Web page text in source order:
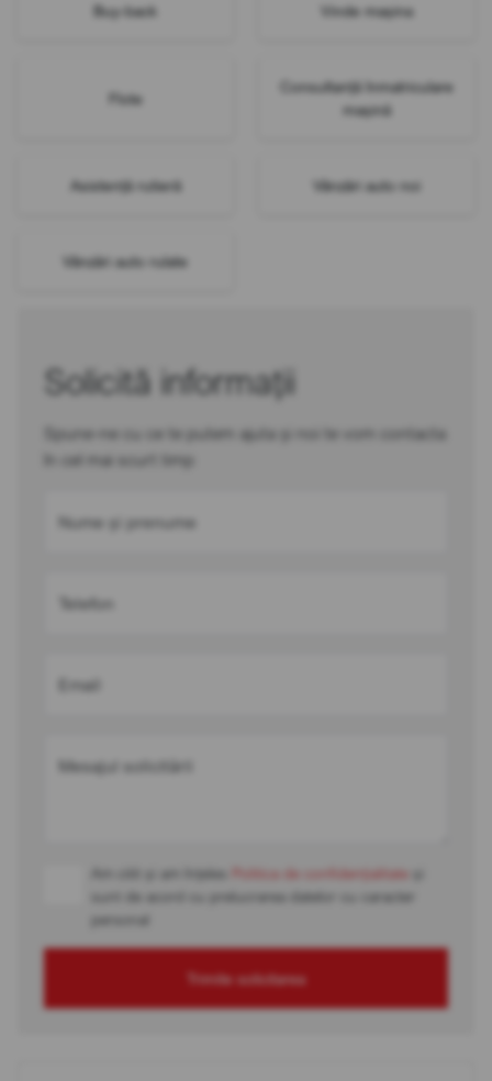
Buy-back Vinde mașina
Flote
Consultanță înmatriculare
mașină
Asistență rutieră Vânzări auto noi
Vânzări auto rulate
Solicită informații
Spune-ne cu ce te putem ajuta și noi te vom contacta
în cel mai scurt timp
Nume și prenume
Telefon
Email
Mesajul solicitării
Am citit și am înțeles Politica de confidențialitate
sunt de acord cu prelucrarea datelor cu caracter
personal
Trimite solicitarea